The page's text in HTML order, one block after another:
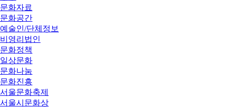
문화자료
문화공간
예술인/단체정보
비영리법인
문화정책
일상문화
문화나눔
문화진흥
서울문화축제
서울시문화상